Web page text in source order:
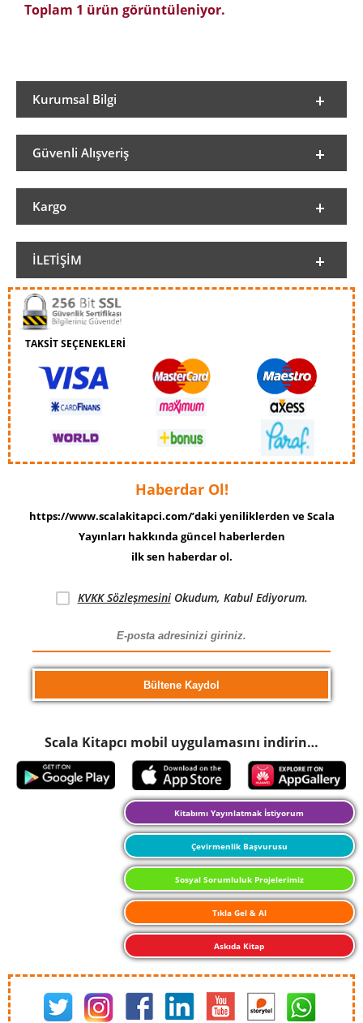
Toplam 1 ürün görüntüleniyor.
Kurumsal Bilgi
Güvenli Alışveriş
Kargo
İLETIŞIM
TAKSİT SEÇENEKLERİ
Haberdar Ol!
https://www.scalakitapci.com/’daki yeniliklerden ve Scala
Yayınları hakkında güncel haberlerden
ilk sen haberdar ol.
KVKK SözleşmesiniOkudum, Kabul Ediyorum.
Scala Kitapcı mobil uygulamasını indirin…
Kitabımı Yayınlatmak İstiyorum
Çevirmenlik Başvurusu
Sosyal Sorumluluk Projelerimiz
Tıkla Gel & Al
Askıda Kitap